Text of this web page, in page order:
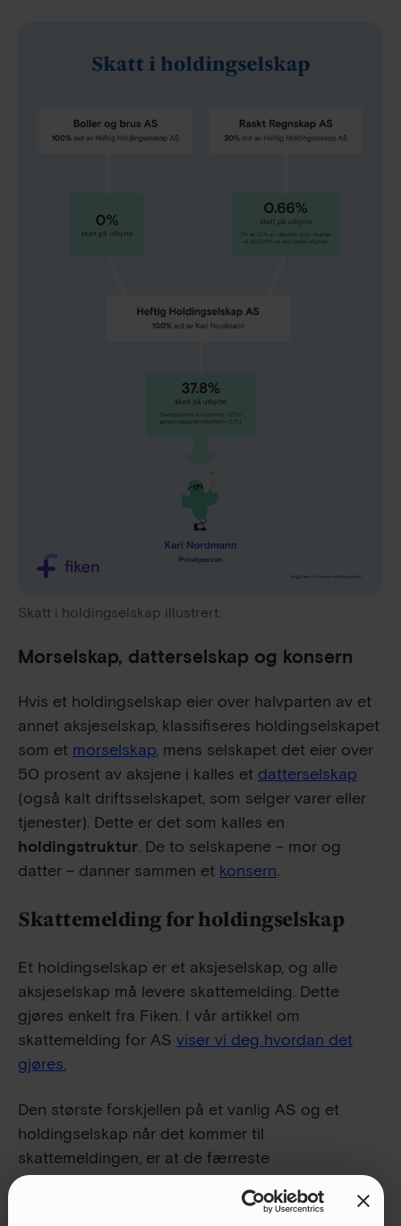
Skatt i holdingselskap illustrert.
Morselskap, datterselskap og konsern
Hvis et holdingselskap eier over halvparten av et
annet aksjeselskap, klassifiseres holdingselskapet
som et morselskap, mens selskapet det eier over
50 prosent av aksjene i kalles et datterselskap
(også kalt driftsselskapet, som selger varer eller
tjenester). Dette er det som kalles en
holdingstruktur. De to selskapene – mor og
datter – danner sammen et konsern.
Skattemelding for holdingselskap
Et holdingselskap er et aksjeselskap, og alle
aksjeselskap må levere skattemelding. Dette
gjøres enkelt fra Fiken. I vår artikkel om
skattemelding for AS viser vi deg hvordan det
gjøres.
Den største forskjellen på et vanlig AS og et
holdingselskap når det kommer til
skattemeldingen, er at de færreste
holdingselskap har driftsinntekter (fordi de ikke
selger varer eller tjenester), men de må opplyse